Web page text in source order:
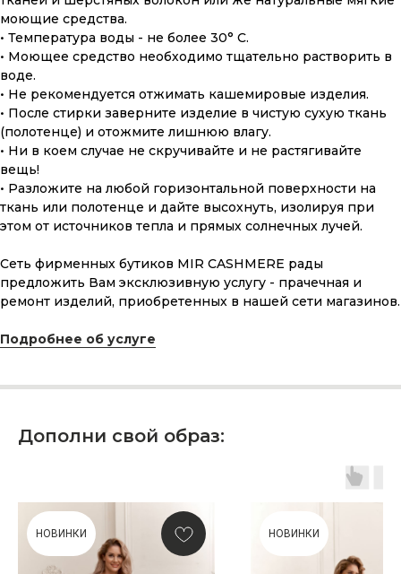
моющие средства.
• Температура воды - не более 30° С.
• Моющее средство необходимо тщательно растворить в
воде.
• Не рекомендуется отжимать кашемировые изделия.
• После стирки заверните изделие в чистую сухую ткань
(полотенце) и отожмите лишнюю влагу.
• Ни в коем случае не скручивайте и не растягивайте
вещь!
• Разложите на любой горизонтальной поверхности на
ткань или полотенце и дайте высохнуть, изолируя при
этом от источников тепла и прямых солнечных лучей.
Сеть фирменных бутиков MIR CASHMERE рады
предложить Вам эксклюзивную услугу - прачечная и
ремонт изделий, приобретенных в нашей сети магазинов.
Подробнее об услуге
Дополни свой образ:
НОВИНКИ НОВИНКИ
ПОДАРОЧНАЯ КАРТА
Что может быть лучше подарка,
КУПИТЬ КАРТУ
Скидка 10% за подписку
на Телеграм канал